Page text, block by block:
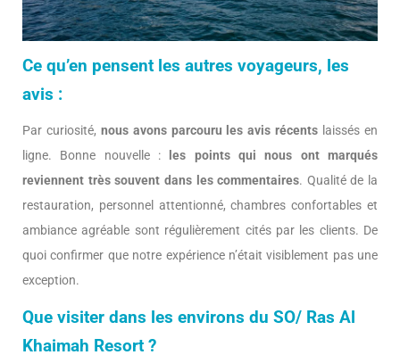
Ce qu’en pensent les autres voyageurs, les
avis :
Par curiosité, nous avons parcouru les avis récents laissés en
ligne. Bonne nouvelle :
les points qui nous ont marqués
reviennent très souvent dans les commentaires. Qualité de la
restauration, personnel attentionné, chambres confortables et
ambiance agréable sont régulièrement cités par les clients. De
quoi confirmer que notre expérience n’était visiblement pas une
exception.
Que visiter dans les environs du SO/ Ras Al
Khaimah Resort ?